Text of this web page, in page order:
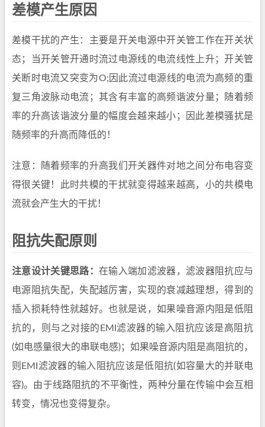
差模产生原因
差模干扰的产生：主要是开关电源中开关管工作在开关状
态；当开关管开通时流过电源线的电流线性上升；开关管
关断时电流又突变为O;因此流过电源线的电流为高频的重
复三角波脉动电流；其含有丰富的高频谐波分量；随着频
率的升高该谐波分量的幅度会越来越小；因此差模骚扰是
随频率的升高而降低的！
注意：随着频率的升高我们开关器件对地之间分布电容变
得很关键！此时共模的干扰就变得越来越高，小的共模电
流就会产生大的干扰！
阻抗失配原则
注意设计关键思路： 在输入端加滤波器，滤波器阻抗应与
电源阻抗失配，失配越厉害，实现的衰减越理想，得到的
插入损耗特性就越好。也就是说，如果噪音源内阻是低阻
抗的，则与之对接的EMI滤波器的输入阻抗应该是高阻抗
(如电感量很大的串联电感)；如果噪音源内阻是高阻抗的，
则EMI滤波器的输入阻抗应该是低阻抗(如容量大的并联电
容)。由于线路阻抗的不平衡性，两种分量在传输中会互相
转变，情况也变得复杂。